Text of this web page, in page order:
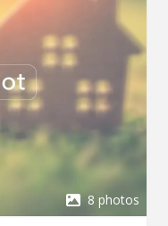
8 photos